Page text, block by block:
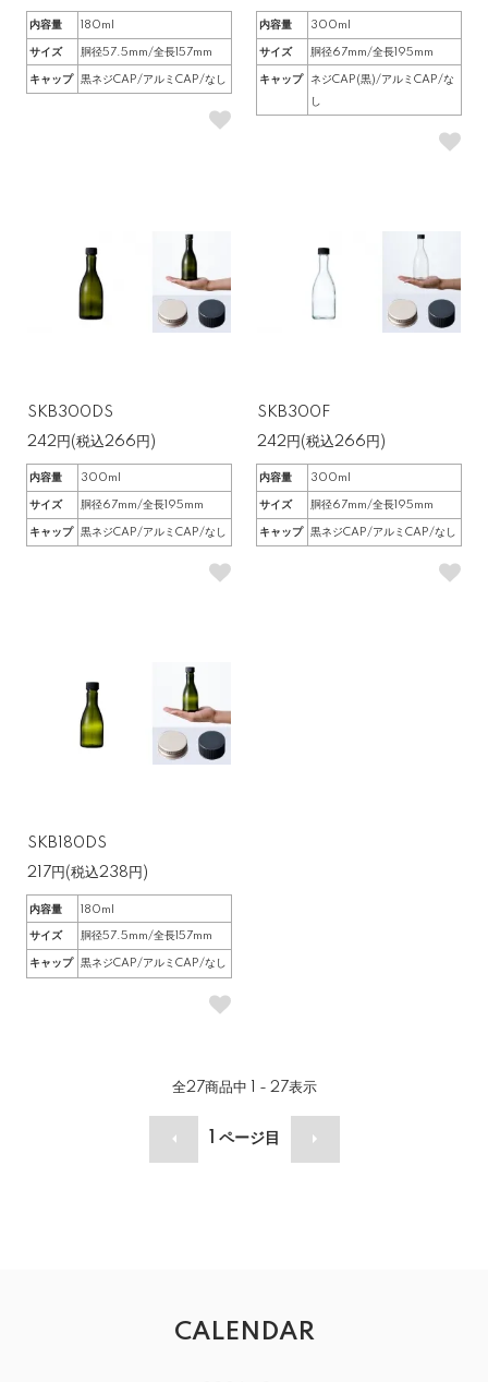
内容量 180ml
サイズ 胴径57.5mm/全長157mm
キャップ 黒ネジCAP/アルミCAP/なし
内容量 300ml
サイズ 胴径67mm/全長195mm
キャップ
ネジCAP(黒)/アルミCAP/な
し
SKB300DS
242円(税込266円)
内容量 300ml
サイズ 胴径67mm/全長195mm
キャップ 黒ネジCAP/アルミCAP/なし
SKB300F
242円(税込266円)
内容量 300ml
サイズ 胴径67mm/全長195mm
キャップ 黒ネジCAP/アルミCAP/なし
SKB180DS
217円(税込238円)
内容量 180ml
サイズ 胴径57.5mm/全長157mm
キャップ 黒ネジCAP/アルミCAP/なし
全27商品中 1 - 27表示
ページ目
CALENDAR